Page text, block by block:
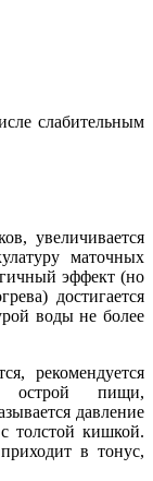
слабительным
увеличивается
маточных
эффект (но
достигается
воды не более
рекомендуется
острой пищи,
давление
толстой кишкой.
в тонус,